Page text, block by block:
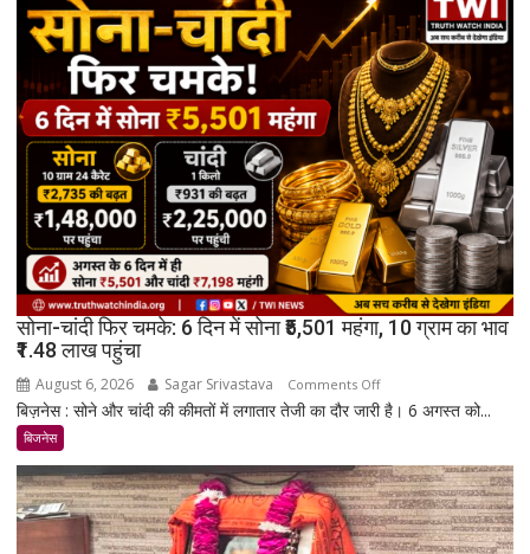
सोना-चांदी फिर चमके: 6 दिन में सोना ₹5,501 महंगा, 10 ग्राम का भाव
₹1.48 लाख पहुंचा
August 6, 2026 Sagar Srivastava Comments Offon
सोना-
चमके:
6
दिन
बिज़नेस : सोने और चांदी की कीमतों में लगातार तेजी का दौर जारी है। 6 अगस्त को...
बिजनेस